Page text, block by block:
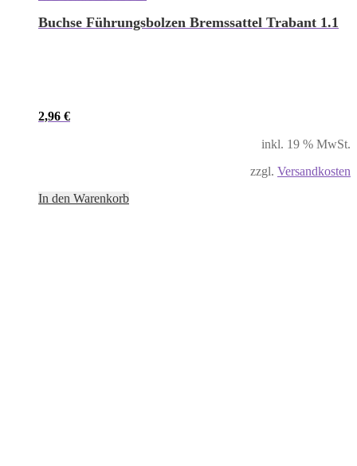
Buchse Führungsbolzen Bremssattel Trabant 1.1
2,96 €
inkl. 19 % MwSt.
zzgl. Versandkosten
In den Warenkorb